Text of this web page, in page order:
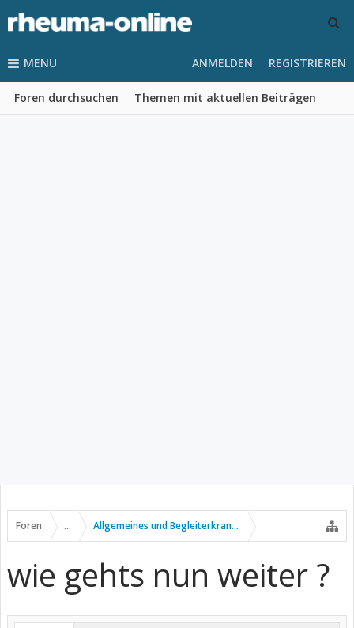
MENU
Foren durchsuchen Themen mit aktuellen Beiträgen
ANMELDEN REGISTRIEREN
Foren ... Allgemeines und Begleiterkrankungen
wie gehts nun weiter ?